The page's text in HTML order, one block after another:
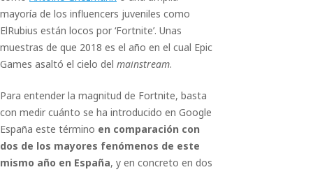
mayoría de los influencers juveniles como
ElRubius están locos por ‘Fortnite’. Unas
muestras de que 2018 es el año en el cual Epic
Games asaltó el cielo del mainstream.
Para entender la magnitud de Fortnite, basta
con medir cuánto se ha introducido en Google
España este término en comparación con
dos de los mayores fenómenos de este
mismo año en España, y en concreto en dos